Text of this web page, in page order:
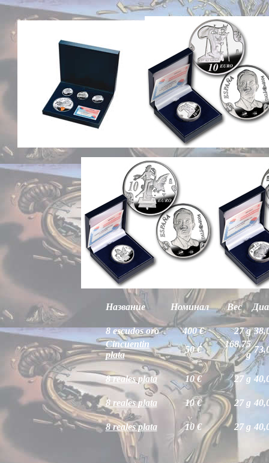
Название Номинал Вес
8 escudos oro 400 € 27 g
Cincuentin
plata
50 €
168,75
g
8 reales plata 10 € 27 g
8 reales plata 10 € 27 g
8 reales plata 10 € 27 g